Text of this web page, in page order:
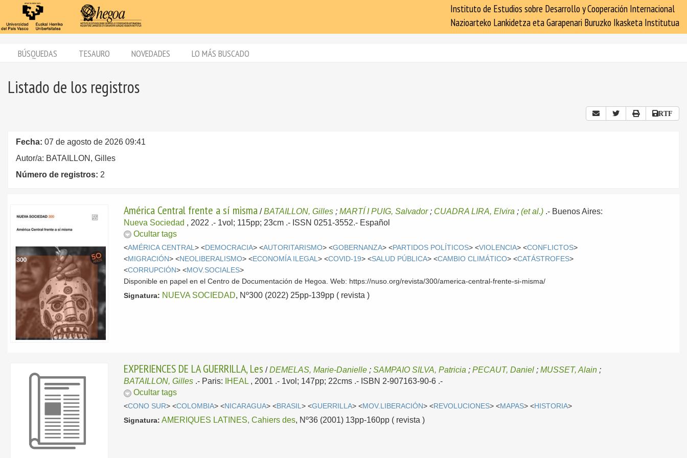
Instituto de Estudios sobre Desarrollo y Cooperación Internacional
Nazioarteko Lankidetza eta Garapenari Buruzko Ikasketa Institutua
BÚSQUEDAS TESAURO NOVEDADES LO MÁS BUSCADO
Listado de los registros
RTF
Fecha: 07 de agosto de 2026 09:41
Autor/a: BATAILLON, Gilles
Número de registros: 2
América Central frente a sí misma /BATAILLON, Gilles ;MARTÍ I PUIG, Salvador; CUADRA LIRA, Elvira ;(et al.) .- Buenos Aires:
Nueva Sociedad , 2022 .- 1vol; 115pp; 23cm .- ISSN 0251-3552.- Español
Ocultar tags
<AMÉRICA CENTRAL> <DEMOCRACIA> <AUTORITARISMO> <GOBERNANZA> <PARTIDOS POLÍTICOS> <VIOLENCIA> <CONFLICTOS>
<MIGRACIÓN> <NEOLIBERALISMO> <ECONOMÍA ILEGAL> <COVID-19> <SALUD PÚBLICA> <CAMBIO CLIMÁTICO> <CATÁSTROFES>
<CORRUPCIÓN> <MOV.SOCIALES>
Disponible en papel en el Centro de Documentación de Hegoa. Web: https://nuso.org/revista/300/america-central-frente-si-misma/
Signatura: NUEVA SOCIEDAD, Nº300 (2022) 25pp-139pp ( revista )
EXPERIENCES DE LA GUERRILLA, Les /DEMELAS, Marie-Danielle ;SAMPAIO SILVA, Patricia ;PECAUT, Daniel ;MUSSET, Alain ;
BATAILLON, Gilles .- Paris: IHEAL, 2001 .- 1vol; 147pp; 22cms .- ISBN 2-907163-90-6 .-
Ocultar tags
<CONO SUR> <COLOMBIA> <NICARAGUA> <BRASIL> <GUERRILLA> <MOV.LIBERACIÓN> <REVOLUCIONES> <MAPAS> <HISTORIA>
Signatura: AMERIQUES LATINES, Cahiers des, Nº36 (2001) 13pp-160pp ( revista )